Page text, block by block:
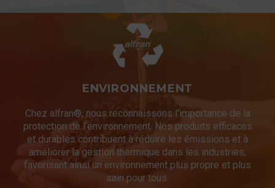
ENVIRONNEMENT
Chez alfran®, nous reconnaissons l’importance de la
protection de l’environnement. Nos produits efficaces
et durables contribuent à réduire les émissions et à
améliorer la gestion thermique dans les industries,
favorisant ainsi un environnement plus propre et plus
sain pour tous.